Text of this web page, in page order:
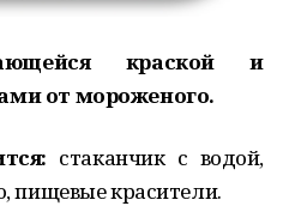
краской и
от мороженого.
стаканчик с водой,
пищевые красители.